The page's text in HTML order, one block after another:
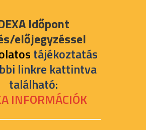
Időpont
előjegyzéssel
tájékoztatás
linkre kattintva
található:
INFORMÁCIÓK